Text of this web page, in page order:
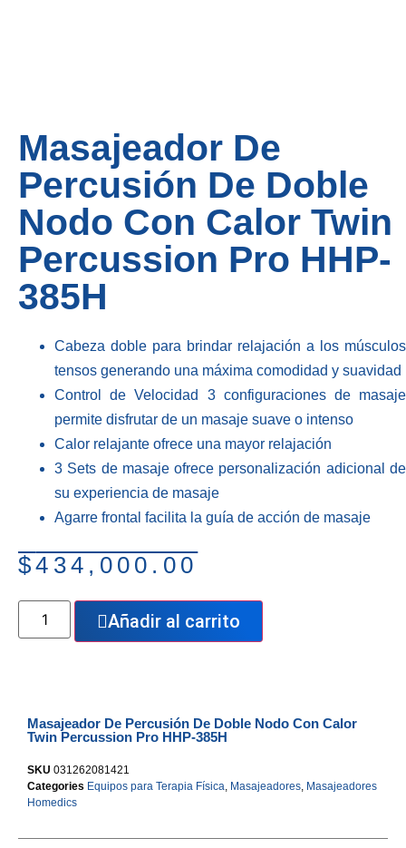
Masajeador De
Percusión De Doble
Nodo Con Calor Twin
Percussion Pro HHP-
385H
Cabeza doble para brindar relajación a los músculos
tensos generando una máxima comodidad y suavidad
Control deVelocidad
3 configuraciones de masaje
permite disfrutar de un masaje suave o intenso
Calor relajante ofrece una mayor relajación
3 Sets de masajeofrece personalización adicional de
su experiencia de masaje
Agarre frontal facilita la guía de acción de masaje
$434,000.00
Añadir al carrito
Masajeador De Percusión De Doble Nodo Con Calor
Twin Percussion Pro HHP-385H
SKU 031262081421
Categories Equipos para Terapia Física, Masajeadores, Masajeadores
Homedics